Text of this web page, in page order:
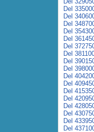
Del
Del
Del
Del
Del
Del
Del
Del
Del
Del
Del
Del
Del
Del
Del
Del
Del